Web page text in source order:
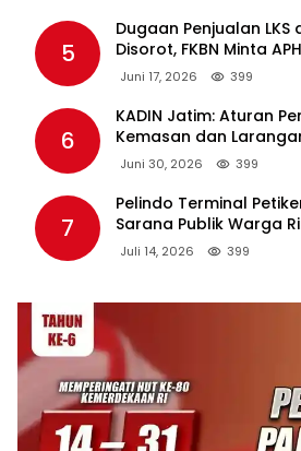
5
Dugaan Penjualan LKS
Disorot, FKBN Minta
Pendidikan Bertindak
Juni 17, 2026 399
6
KADIN Jatim: Aturan
Kemasan dan
Tambahan Berpotensi
Juni 30, 2026 399
7
Pelindo Terminal
Sarana Publik Warga
Lamong Lewat Program
Juli 14, 2026 399